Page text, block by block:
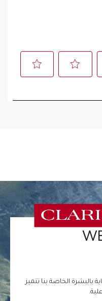
بالبشرة الخاصة بنا تتميز